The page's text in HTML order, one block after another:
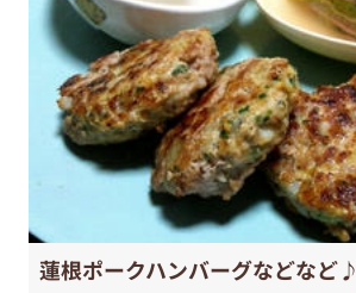
蓮根ポークハンバーグなどなど♪